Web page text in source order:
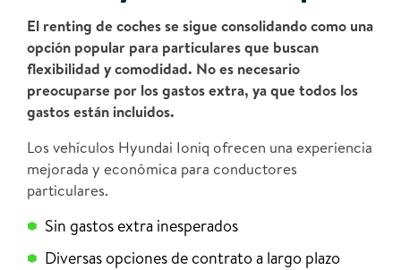
El renting de coches se sigue consolidando como una
opción popular para particulares que buscan
flexibilidad y comodidad. No es necesario
preocuparse por los gastos extra, ya que todos los
gastos están incluidos.
Los vehículos Hyundai Ioniq ofrecen una experiencia
mejorada y económica para conductores
particulares.
Sin gastos extra inesperados
Diversas opciones de contrato a largo plazo